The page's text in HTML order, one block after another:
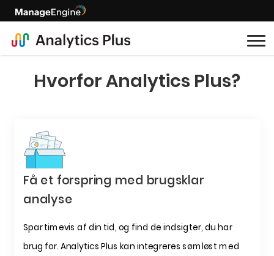
HvorforAnalytics Plus?
Få et forspring med brugsklar
analyse
Spar timevis af din tid, og find de indsigter, du har
brug for. Analytics Plus kan integreres sømløst med